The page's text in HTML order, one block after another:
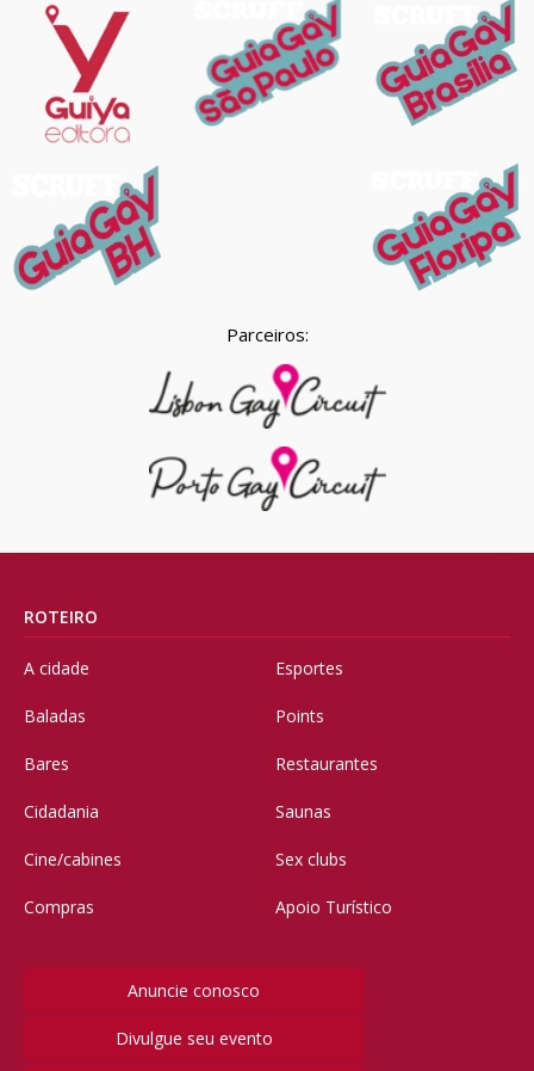
Parceiros:
ROTEIRO
A cidade
Baladas
Bares
Cidadania
Cine/cabines
Compras
Esportes
Points
Restaurantes
Saunas
Sex clubs
Apoio Turístico
Anuncie conosco
Divulgue seu evento